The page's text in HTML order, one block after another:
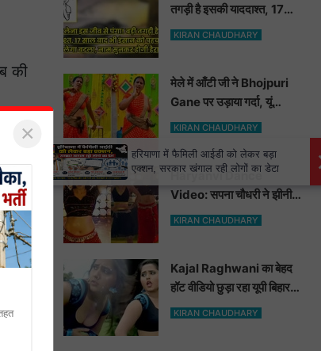
की
तगड़ी है इसकी याददाश्त, 17
साल बाद भी इंसान को पहचानकर
KIRAN CHAUDHARY
मेले में आँटी जी ने Bhojpuri
Gane पर उड़ाया गर्दा, यूं
मटकाई कमर देख भोजपुरी
KIRAN CHAUDHARY
Haryanvi Dance
Video: सपना चौधरी ने झीनी
कुर्ती में जोबन हिलाकर कुँवारों को
KIRAN CHAUDHARY
Kajal Raghwani का बेहद
हॉट वीडियो छुड़ा रहा यूपी बिहार
वालों के पसीने, वीडियो देख आप
KIRAN CHAUDHARY
हरियाणा में फैमिली आईडी को लेकर बड़ा
एक्शन, सरकार खंगाल रही लोगों का डेटा
×